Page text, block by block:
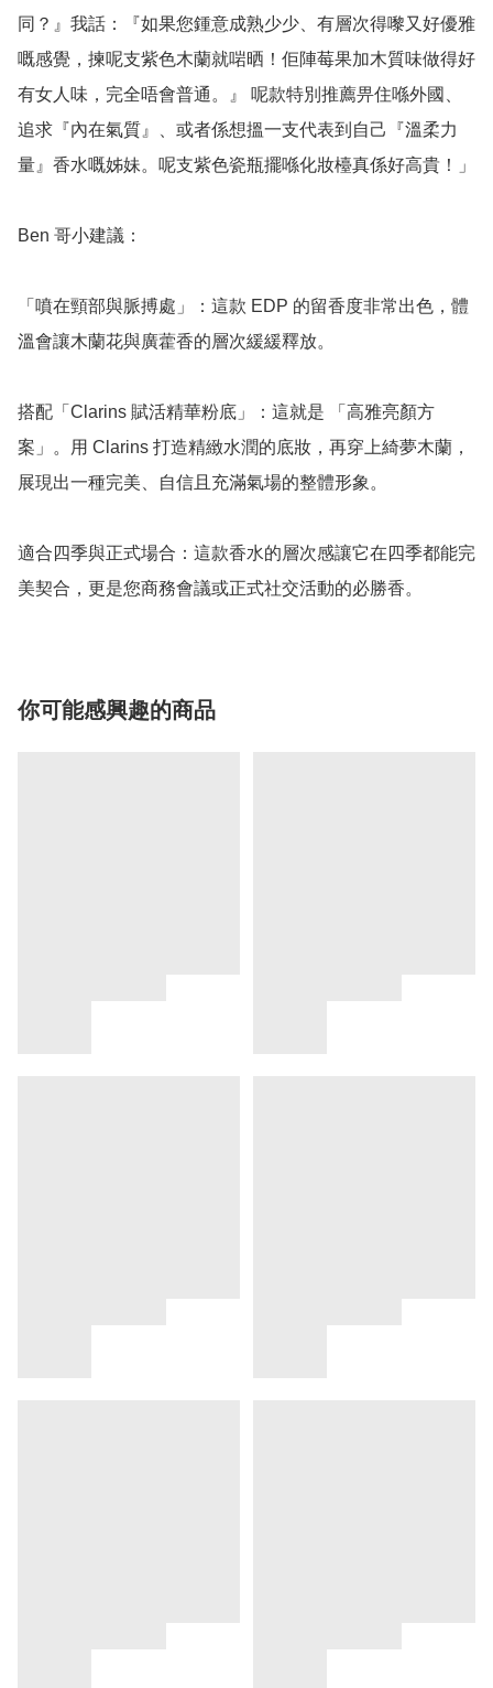
同？』我話：『如果您鍾意成熟少少、有層次得嚟又好優雅
嘅感覺，揀呢支紫色木蘭就啱晒！佢陣莓果加木質味做得好
有女人味，完全唔會普通。』 呢款特別推薦畀住喺外國、
追求『內在氣質』、或者係想搵一支代表到自己『溫柔力
量』香水嘅姊妹。呢支紫色瓷瓶擺喺化妝檯真係好高貴！」
Ben 哥小建議：
「噴在頸部與脈搏處」：這款 EDP 的留香度非常出色，體
溫會讓木蘭花與廣藿香的層次緩緩釋放。
搭配「Clarins 賦活精華粉底」：這就是 「高雅亮顏方
案」。用 Clarins 打造精緻水潤的底妝，再穿上綺夢木蘭，
展現出一種完美、自信且充滿氣場的整體形象。
適合四季與正式場合：這款香水的層次感讓它在四季都能完
美契合，更是您商務會議或正式社交活動的必勝香。
你可能感興趣的商品